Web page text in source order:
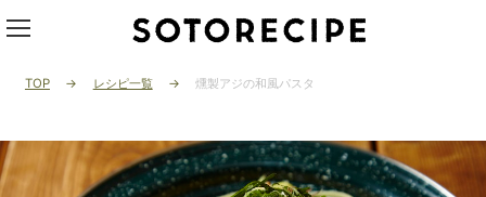
TOP レシピ一覧 燻製アジの和風パスタ